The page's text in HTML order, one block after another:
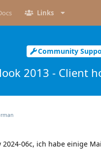
Links
Community
2013 - Client
06c, ich habe einige